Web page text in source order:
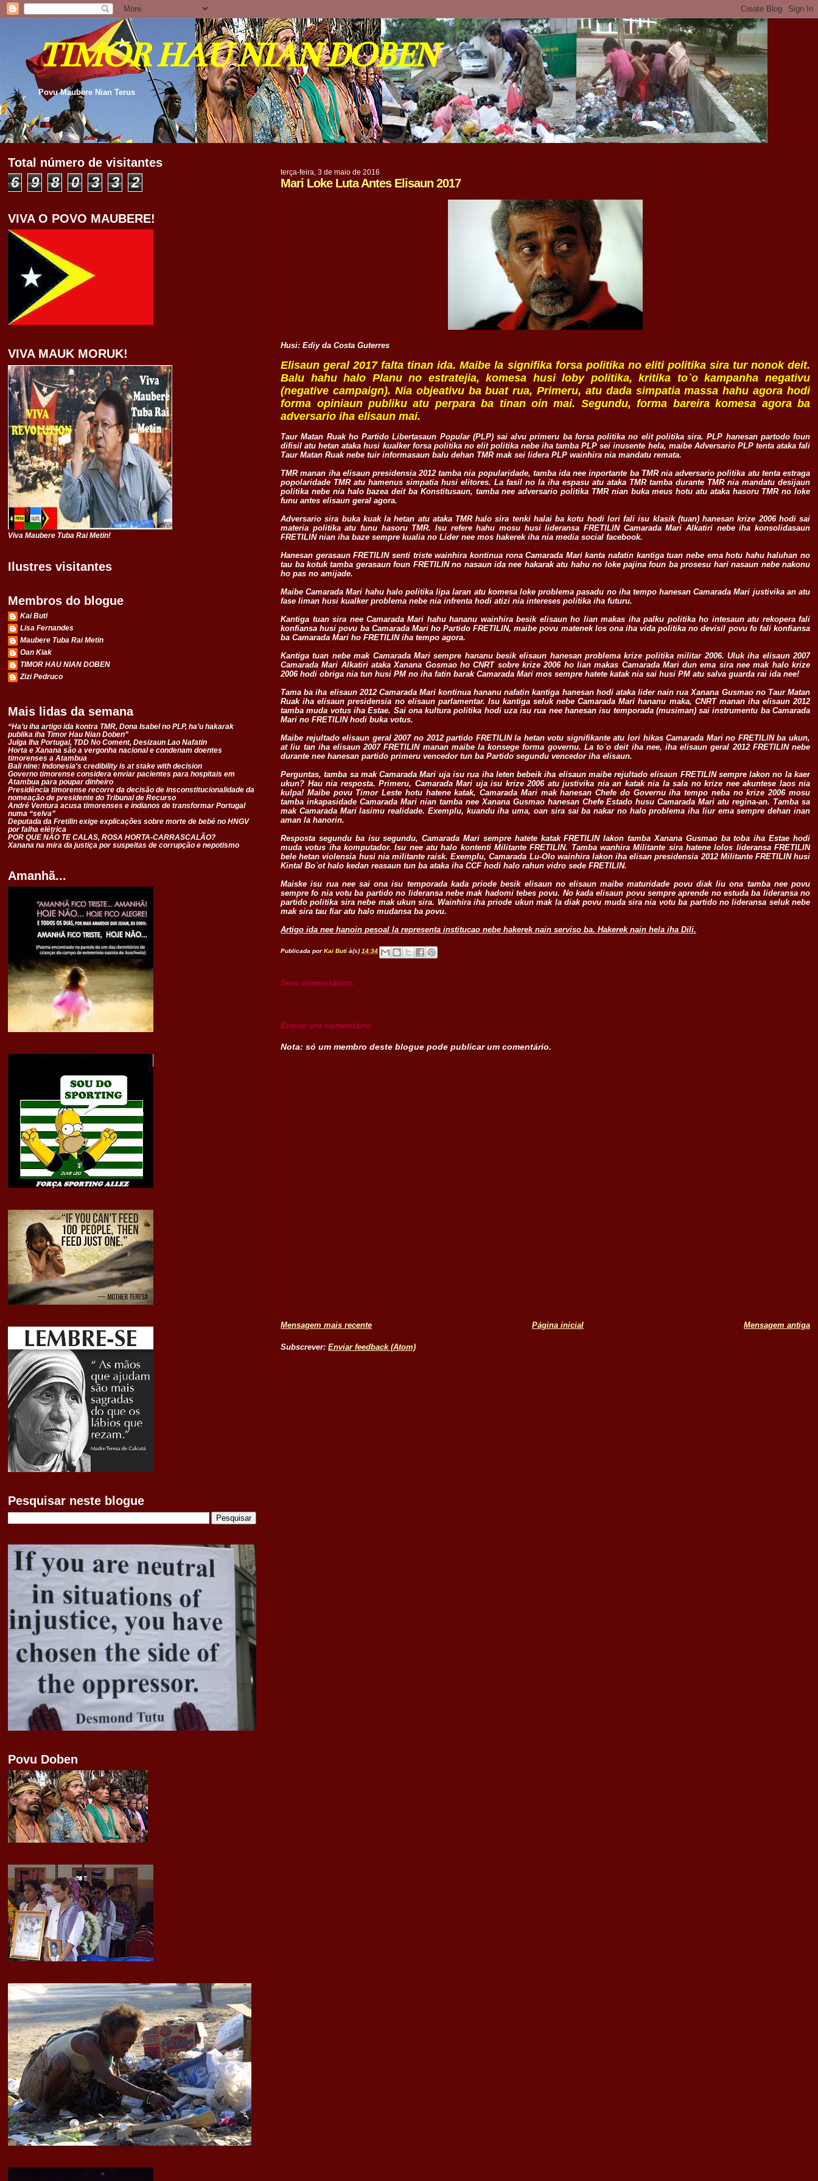
TIMOR HAU NIAN DOBEN
Povu Maubere Nian Terus
terça-feira, 3 de maio de 2016
Mari Loke Luta Antes Elisaun 2017
Husi: Ediy da Costa Guterres
Elisaun geral 2017 falta tinan ida. Maibe la signifika forsa politika no eliti politika sira tur nonok deit.
Balu hahu halo Planu no estratejia, komesa husi loby politika, kritika to`o kampanha negativu
(negative campaign). Nia objeativu ba buat rua, Primeru, atu dada simpatia massa hahu agora hodi
forma opiniaun publiku atu perpara ba tinan oin mai. Segundu, forma bareira komesa agora ba
adversario iha elisaun mai.
Taur Matan Ruak ho Partido Libertasaun Popular (PLP) sai alvu primeru ba forsa politika no elit politika sira. PLP hanesan partodo foun
difisil atu hetan ataka husi kualker forsa politika no elit politika nebe iha tamba PLP sei inusente hela, maibe Adversario PLP tenta ataka fali
Taur Matan Ruak nebe tuir informasaun balu dehan TMR mak sei lidera PLP wainhira nia mandatu remata.
TMR manan iha elisaun presidensia 2012 tamba nia popularidade, tamba ida nee inportante ba TMR nia adversario politika atu tenta estraga
popolaridade TMR atu hamenus simpatia husi elitores. La fasil no la iha espasu atu ataka TMR tamba durante TMR nia mandatu desijaun
politika nebe nia halo bazea deit ba Konstitusaun, tamba nee adversario politika TMR nian buka meus hotu atu ataka hasoru TMR no loke
funu antes elisaun geral agora.
Adversario sira buka kuak la hetan atu ataka TMR halo sira tenki halai ba kotu hodi lori fali isu klasik (tuan) hanesan krize 2006 hodi sai
materia politika atu funu hasoru TMR. Isu refere hahu mosu husi lideransa FRETILIN Camarada Mari Alkatiri nebe iha konsolidasaun
FRETILIN nian iha baze sempre kualia no Lider nee mos hakerek iha nia media social facebook.
Hanesan gerasaun FRETILIN senti triste wainhira kontinua rona Camarada Mari kanta nafatin kantiga tuan nebe ema hotu hahu haluhan no
tau ba kotuk tamba gerasaun foun FRETILIN no nasaun ida nee hakarak atu hahu no loke pajina foun ba prosesu hari nasaun nebe nakonu
ho pas no amijade.
Maibe Camarada Mari hahu halo politika lipa laran atu komesa loke problema pasadu no iha tempo hanesan Camarada Mari justivika an atu
fase liman husi kualker problema nebe nia infrenta hodi atizi nia intereses politika iha futuru.
Kantiga tuan sira nee Camarada Mari hahu hananu wainhira besik elisaun ho lian makas iha palku politika ho intesaun atu rekopera fali
konfiansa husi povu ba Camarada Mari ho Partido FRETILIN, maibe povu matenek los ona iha vida politika no devisil povu fo fali konfiansa
ba Camarada Mari ho FRETILIN iha tempo agora.
Kantiga tuan nebe mak Camarada Mari sempre hananu besik elisaun hanesan problema krize politika militar 2006. Uluk iha elisaun 2007
Camarada Mari Alkatiri ataka Xanana Gosmao ho CNRT sobre krize 2006 ho lian makas Camarada Mari dun ema sira nee mak halo krize
2006 hodi obriga nia tun husi PM no iha fatin barak Camarada Mari mos sempre hatete katak nia sai husi PM atu salva guarda rai ida nee!
Tama ba iha elisaun 2012 Camarada Mari kontinua hananu nafatin kantiga hanesan hodi ataka lider nain rua Xanana Gusmao no Taur Matan
Ruak iha elisaun presidensia no elisaun parlamentar. Isu kantiga seluk nebe Camarada Mari hananu maka, CNRT manan iha elisaun 2012
tamba muda votus iha Estae. Sai ona kultura politika hodi uza isu rua nee hanesan isu temporada (musiman) sai instrumentu ba Camarada
Mari no FRETILIN hodi buka votus.
Maibe rejultado elisaun geral 2007 no 2012 partido FRETILIN la hetan votu signifikante atu lori hikas Camarada Mari no FRETILIN ba ukun,
at liu tan iha elisaun 2007 FRETILIN manan maibe la konsege forma governu. La to`o deit iha nee, iha elisaun geral 2012 FRETILIN nebe
durante nee hanesan partido primeru vencedor tun ba Partido segundu vencedor iha elisaun.
Perguntas, tamba sa mak Camarada Mari uja isu rua iha leten bebeik iha elisaun maibe rejultado elisaun FRETILIN sempre lakon no la kaer
ukun? Hau nia resposta. Primeru, Camarada Mari uja isu krize 2006 atu justivika nia an katak nia la sala no krize nee akuntese laos nia
kulpa! Maibe povu Timor Leste hotu hatene katak, Camarada Mari mak hanesan Chefe do Governu iha tempo neba no krize 2006 mosu
tamba inkapasidade Camarada Mari nian tamba nee Xanana Gusmao hanesan Chefe Estado husu Camarada Mari atu regina-an. Tamba sa
mak Camarada Mari lasimu realidade. Exemplu, kuandu iha uma, oan sira sai ba nakar no halo problema iha liur ema sempre dehan inan
aman la hanorin.
Resposta segundu ba isu segundu, Camarada Mari sempre hatete katak FRETILIN lakon tamba Xanana Gusmao ba toba iha Estae hodi
muda votus iha komputador. Isu nee atu halo kontenti Militante FRETILIN. Tamba wanhira Militante sira hatene lolos lideransa FRETILIN
bele hetan violensia husi nia militante raisk. Exemplu, Camarada Lu-Olo wainhira lakon iha elisan presidensia 2012 Militante FRETILIN husi
Kintal Bo`ot halo kedan reasaun tun ba ataka iha CCF hodi halo rahun vidro sede FRETILIN.
Maiske isu rua nee sai ona isu temporada kada priode besik elisaun no elisaun maibe maturidade povu diak liu ona tamba nee povu
sempre fo nia votu ba partido no lideransa nebe mak hadomi tebes povu. No kada elisaun povu sempre aprende no estuda ba lideransa no
partido politika sira nebe mak ukun sira. Wainhira iha priode ukun mak la diak povu muda sira nia votu ba partido no lideransa seluk nebe
mak sira tau fiar atu halo mudansa ba povu.
Artigo ida nee hanoin pesoal la representa institucao nebe hakerek nain serviso ba. Hakerek nain hela iha Dili.
Publicada porKai Buti à(s)14:34
Sem comentários:
Enviar um comentário
Nota: só um membro deste blogue pode publicar um comentário.
Mensagem mais recente Mensagem antiga
Página inicial
Subscrever:Enviar feedback (Atom)
Total número de visitantes
6 9 8 0 3 3 2
VIVA O POVO MAUBERE!
VIVA MAUK MORUK!
Viva Maubere Tuba Rai Metin!
Ilustres visitantes
Membros do blogue
Kai Buti
Lisa Fernandes
Maubere Tuba Rai Metin
Oan Kiak
TIMOR HAU NIAN DOBEN
Zizi Pedruco
Mais lidas da semana
“Ha’u iha artigo ida kontra TMR, Dona Isabel no PLP, ha’u hakarak
publika iha Timor Hau Nian Doben”
Julga Iha Portugal, TDD No Coment, Desizaun Lao Nafatin
Horta e Xanana são a vergonha nacional e condenam doentes
timorenses a Atambua
Bali nine: Indonesia's credibility is at stake with decision
Governo timorense considera enviar pacientes para hospitais em
Atambua para poupar dinheiro
Presidência timorense recorre da decisão de insconstitucionalidade da
nomeação de presidente do Tribunal de Recurso
André Ventura acusa timorenses e indianos de transformar Portugal
numa “selva”
Deputada da Fretilin exige explicações sobre morte de bebé no HNGV
por falha elétrica
POR QUE NÃO TE CALAS, ROSA HORTA-CARRASCALÃO?
Xanana na mira da justiça por suspeitas de corrupção e nepotismo
Amanhã...
Pesquisar neste blogue
Povu Doben